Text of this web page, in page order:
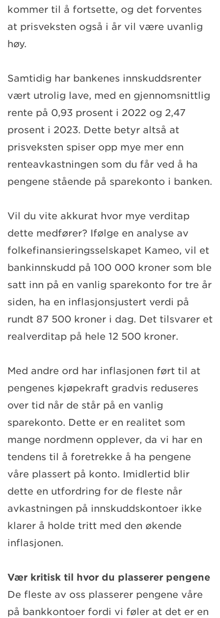
kommer til å fortsette, og det forventes
at prisveksten også i år vil være uvanlig
høy.
Samtidig har bankenes innskuddsrenter
vært utrolig lave, med en gjennomsnittlig
rente på 0,93 prosent i 2022 og 2,47
prosent i 2023. Dette betyr altså at
prisveksten spiser opp mye mer enn
renteavkastningen som du får ved å ha
pengene stående på sparekonto i banken.
Vil du vite akkurat hvor mye verditap
dette medfører? Ifølge en analyse av
folkefinansieringsselskapet Kameo, vil et
bankinnskudd på 100 000 kroner som ble
satt inn på en vanlig sparekonto for tre år
siden, ha en inflasjonsjustert verdi på
rundt 87 500 kroner i dag. Det tilsvarer et
realverditap på hele 12 500 kroner.
Med andre ord har inflasjonen ført til at
pengenes kjøpekraft gradvis reduseres
over tid når de står på en vanlig
sparekonto. Dette er en realitet som
mange nordmenn opplever, da vi har en
tendens til å foretrekke å ha pengene
våre plassert på konto. Imidlertid blir
dette en utfordring for de fleste når
avkastningen på innskuddskontoer ikke
klarer å holde tritt med den økende
inflasjonen.
Vær kritisk til hvor du plasserer pengene
De fleste av oss plasserer pengene våre
på bankkontoer fordi vi føler at det er en